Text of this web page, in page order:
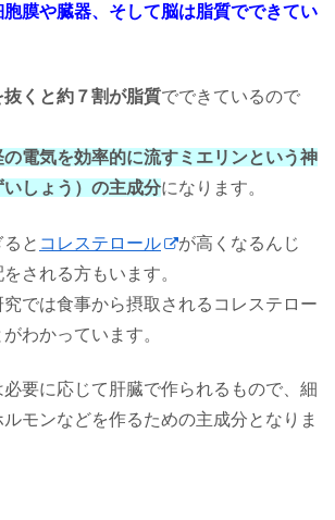
胞膜や臓器、そして脳は脂質でできてい
くと約７割が脂質でできているので
の電気を効率的に流すミエリンという神
しょう）の主成分になります。
ると コレステロール
が高くなるんじ
される方もいます。
究では食事から摂取されるコレステロー
わかっています。
要に応じて肝臓で作られるもので、細
モンなどを作るための主成分となりま